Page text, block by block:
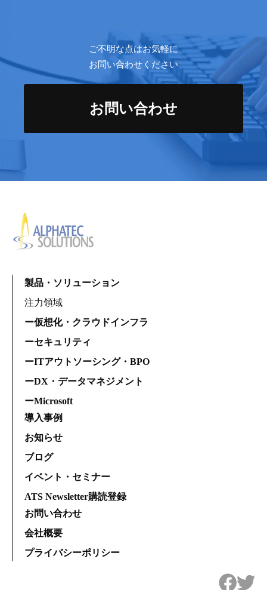
ご不明な点はお気軽に
お問い合わせください
お問い合わせ
製品・ソリューション
注力領域
ー仮想化・クラウドインフラ
ーセキュリティ
ーITアウトソーシング・BPO
ーDX・データマネジメント
ーMicrosoft
導入事例
お知らせ
ブログ
イベント・セミナー
ATS Newsletter購読登録
お問い合わせ
会社概要
プライバシーポリシー